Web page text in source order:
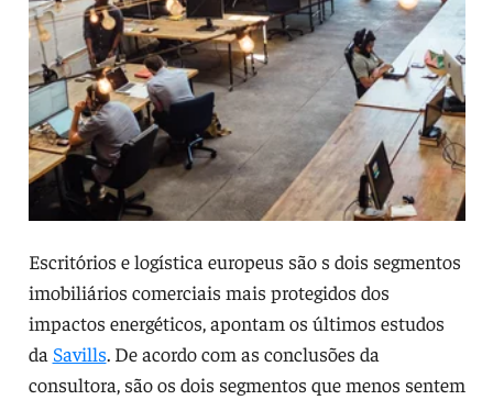
Escritórios e logística europeus são s dois segmentos
imobiliários comerciais mais protegidos dos
impactos energéticos, apontam os últimos estudos
da Savills. De acordo com as conclusões da
consultora, são os dois segmentos que menos sentem